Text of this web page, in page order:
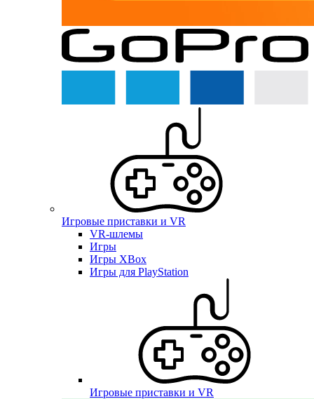
Игровые приставки и VR
VR-шлемы
Игры
Игры XBox
Игры для PlayStation
Игровые приставки и VR